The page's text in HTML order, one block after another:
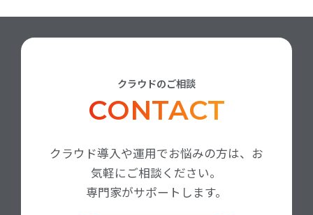
クラウドのご相談
CONTACT
クラウド導入や運用でお悩みの方は、お
気軽にご相談ください。
専門家がサポートします。